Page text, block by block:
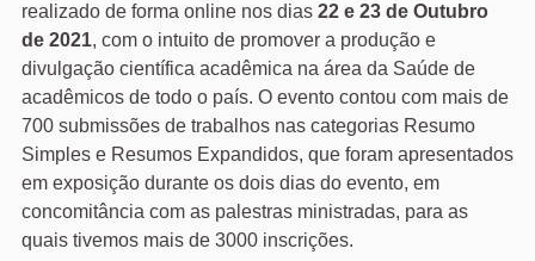
realizado de forma online nos dias 22 e 23 de Outubro
de 2021, com o intuito de promover a produção e
divulgação científica acadêmica na área da Saúde de
acadêmicos de todo o país. O evento contou com mais de
700 submissões de trabalhos nas categorias Resumo
Simples e Resumos Expandidos, que foram apresentados
em exposição durante os dois dias do evento, em
concomitância com as palestras ministradas, para as
quais tivemos mais de 3000 inscrições.